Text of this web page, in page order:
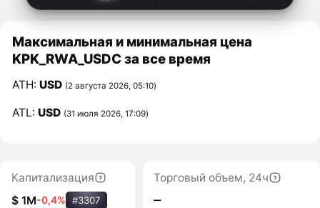
Максимальная и минимальная цена
KPK_RWA_USDC за все время
ATH:USD (2 августа 2026, 05:10)
ATL:USD (31 июля 2026, 17:09)
Капитализация
$ 1M-0,4% #3307
Торговый объем, 24ч
‒